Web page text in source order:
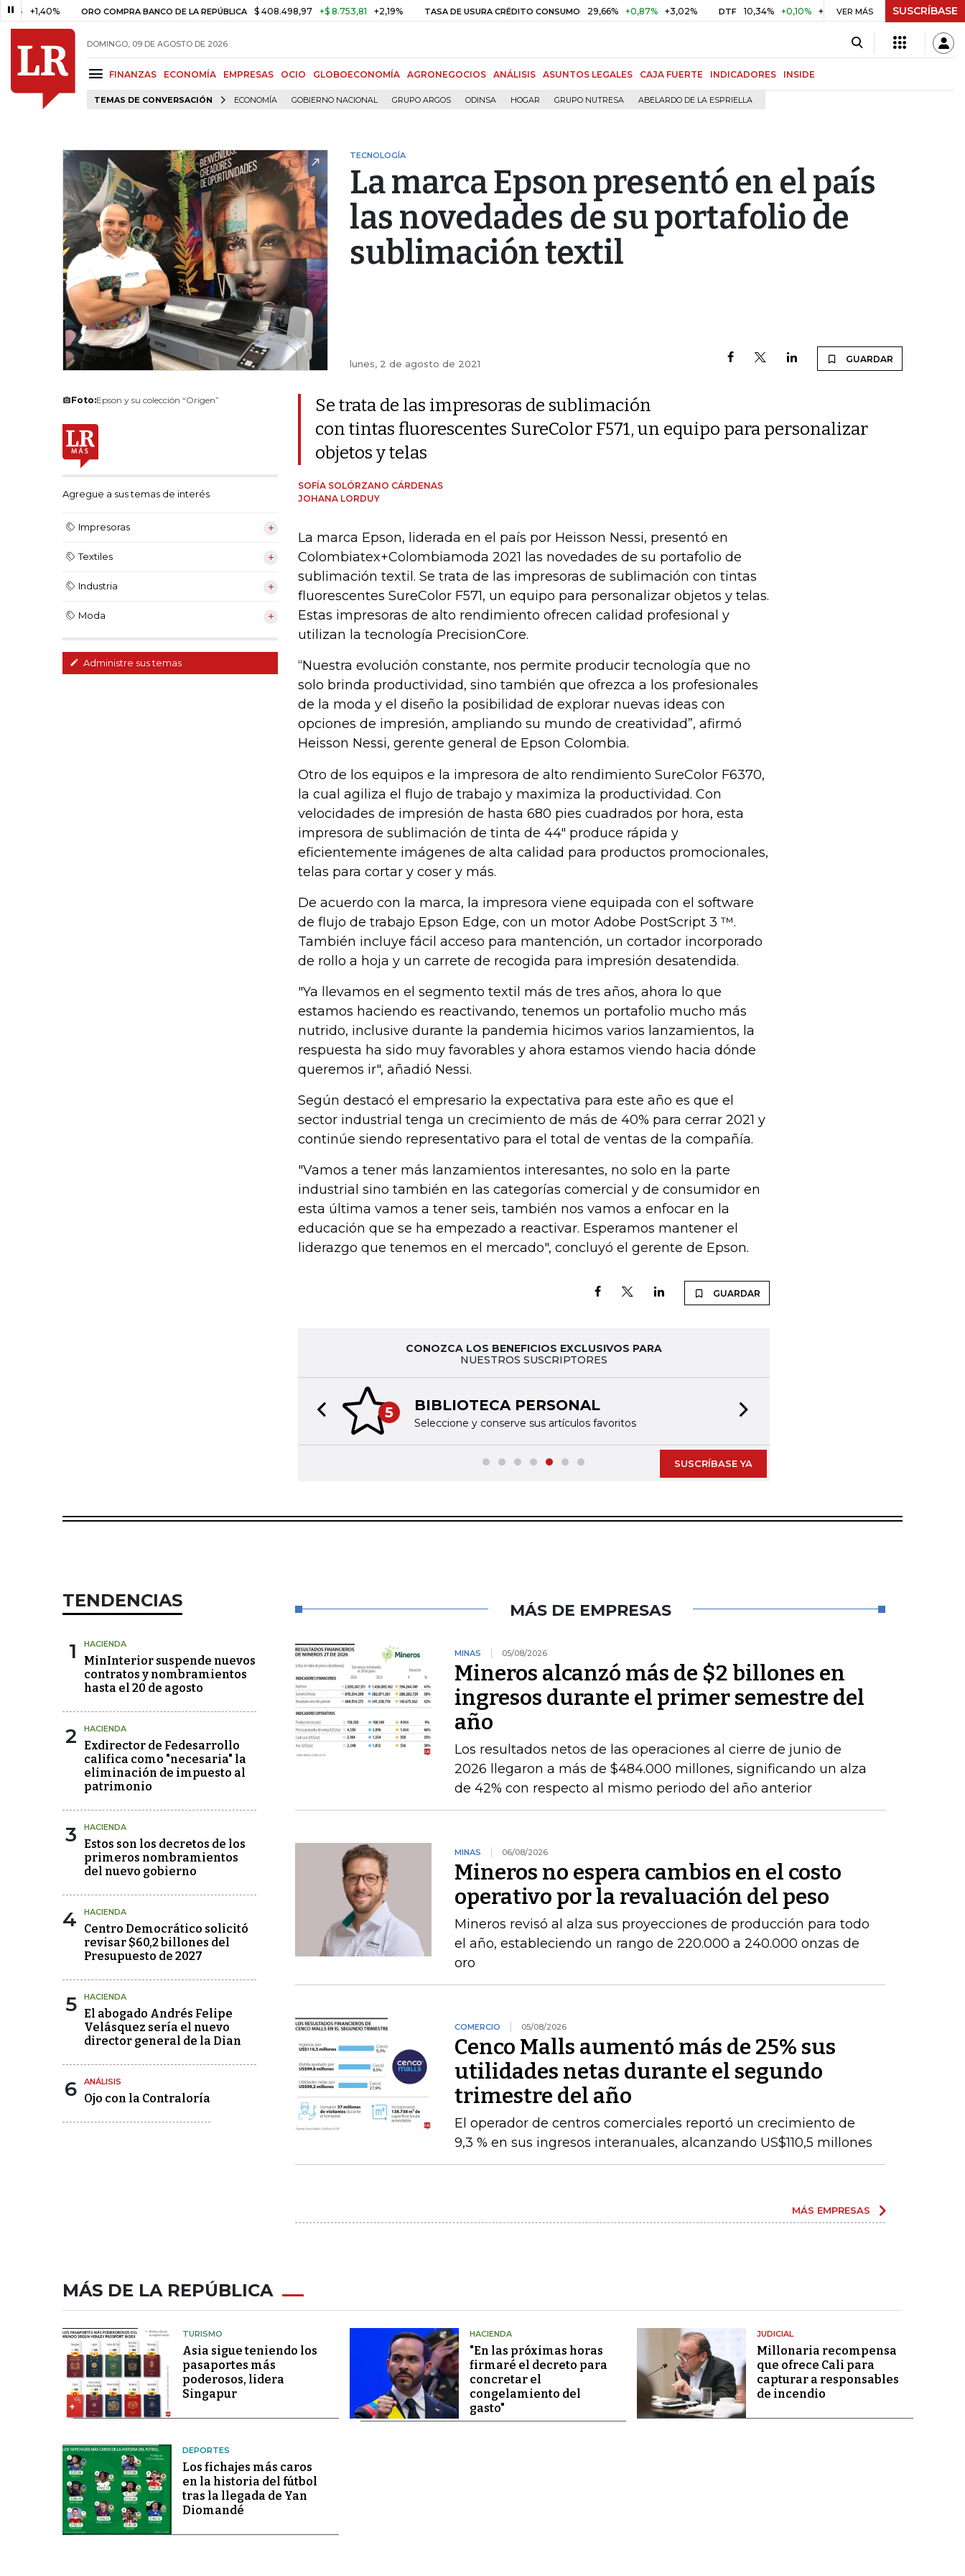
ORO COMPRA BANCO DE LA REPÚBLICA $ 408.498,97 +$ 8.753,81 +2,19% TASA DE USURA CRÉDITO CONSUMO 29,66% +0,87% +3,02% DTF 10,34% +0,10% +0,98% UVR $ 417,01 +$ 0,05
VER MÁS SUSCRÍBASE
DOMINGO, 09 DE AGOSTO DE 2026
FINANZAS ECONOMÍA EMPRESAS OCIO GLOBOECONOMÍA AGRONEGOCIOS ANÁLISIS ASUNTOS LEGALES CAJA FUERTE INDICADORES INSIDE
TEMAS DE CONVERSACIÓN ECONOMÍA GOBIERNO NACIONAL GRUPO ARGOS ODINSA HOGAR GRUPO NUTRESA ABELARDO DE LA ESPRIELLA
TECNOLOGÍA
La marca Epson presentó en el país
las novedades de su portafolio de
sublimación textil
lunes, 2 de agosto de 2021 GUARDAR
Foto:Epson y su colección “Origen”
Agregue a sus temas de interés
Impresoras
Textiles
Industria
Moda
Administre sus temas
Se trata de las impresoras de sublimación
con tintas fluorescentes SureColor F571, un equipo para personalizar
objetos y telas
SOFÍA SOLÓRZANO CÁRDENAS
JOHANA LORDUY
La marca Epson, liderada en el país por Heisson Nessi, presentó en
Colombiatex+Colombiamoda 2021 las novedades de su portafolio de
sublimación textil. Se trata de las impresoras de sublimación con tintas
fluorescentes SureColor F571, un equipo para personalizar objetos y telas.
Estas impresoras de alto rendimiento ofrecen calidad profesional y
utilizan la tecnología PrecisionCore.
“Nuestra evolución constante, nos permite producir tecnología que no
solo brinda productividad, sino también que ofrezca a los profesionales
de la moda y el diseño la posibilidad de explorar nuevas ideas con
opciones de impresión, ampliando su mundo de creatividad”, afirmó
Heisson Nessi, gerente general de Epson Colombia.
Otro de los equipos e la impresora de alto rendimiento SureColor F6370,
la cual agiliza el flujo de trabajo y maximiza la productividad. Con
velocidades de impresión de hasta 680 pies cuadrados por hora, esta
impresora de sublimación de tinta de 44" produce rápida y
eficientemente imágenes de alta calidad para productos promocionales,
telas para cortar y coser y más.
De acuerdo con la marca, la impresora viene equipada con el software
de flujo de trabajo Epson Edge, con un motor Adobe PostScript 3 ™.
También incluye fácil acceso para mantención, un cortador incorporado
de rollo a hoja y un carrete de recogida para impresión desatendida.
"Ya llevamos en el segmento textil más de tres años, ahora lo que
estamos haciendo es reactivando, tenemos un portafolio mucho más
nutrido, inclusive durante la pandemia hicimos varios lanzamientos, la
respuesta ha sido muy favorables y ahora estamos viendo hacia dónde
queremos ir", añadió Nessi.
Según destacó el empresario la expectativa para este año es que el
sector industrial tenga un crecimiento de más de 40% para cerrar 2021 y
continúe siendo representativo para el total de ventas de la compañía.
"Vamos a tener más lanzamientos interesantes, no solo en la parte
industrial sino también en las categorías comercial y de consumidor en
esta última vamos a tener seis, también nos vamos a enfocar en la
educación que se ha empezado a reactivar. Esperamos mantener el
liderazgo que tenemos en el mercado", concluyó el gerente de Epson.
GUARDAR
CONOZCA LOS BENEFICIOS EXCLUSIVOS PARA
NUESTROS SUSCRIPTORES
5 BIBLIOTECA PERSONAL
Seleccione y conserve sus artículos favoritos
Previous slide
SUSCRÍBASE YA
TENDENCIAS
1 HACIENDA
MinInterior suspende nuevos
contratos y nombramientos
hasta el 20 de agosto
2 HACIENDA
Exdirector de Fedesarrollo
califica como "necesaria" la
eliminación de impuesto al
patrimonio
3 HACIENDA
Estos son los decretos de los
primeros nombramientos
del nuevo gobierno
4 HACIENDA
Centro Democrático solicitó
revisar $60,2 billones del
Presupuesto de 2027
5 HACIENDA
El abogado Andrés Felipe
Velásquez sería el nuevo
director general de la Dian
6 ANÁLISIS
Ojo con la Contraloría
MÁS DE EMPRESAS
MINAS 05/08/2026
Mineros alcanzó más de $2 billones en
ingresos durante el primer semestre del
año
Los resultados netos de las operaciones al cierre de junio de
2026 llegaron a más de $484.000 millones, significando un alza
de 42% con respecto al mismo periodo del año anterior
MINAS 06/08/2026
Mineros no espera cambios en el costo
operativo por la revaluación del peso
Mineros revisó al alza sus proyecciones de producción para todo
el año, estableciendo un rango de 220.000 a 240.000 onzas de
oro
COMERCIO 05/08/2026
Cenco Malls aumentó más de 25% sus
utilidades netas durante el segundo
trimestre del año
El operador de centros comerciales reportó un crecimiento de
9,3 % en sus ingresos interanuales, alcanzando US$110,5 millones
MÁS EMPRESAS
MÁS DE LA REPÚBLICA
TURISMO
Asia sigue teniendo los
pasaportes más
poderosos, lidera
Singapur
HACIENDA
"En las próximas horas
firmaré el decreto para
concretar el
congelamiento del
gasto"
JUDICIAL
Millonaria recompensa
que ofrece Cali para
capturar a responsables
de incendio
DEPORTES
Los fichajes más caros
en la historia del fútbol
tras la llegada de Yan
Diomandé